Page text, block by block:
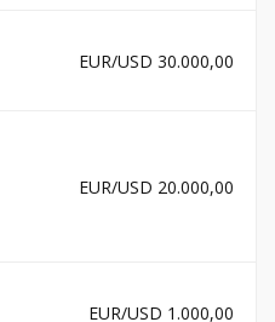
EUR/USD 30.000,00
EUR/USD 20.000,00
EUR/USD 1.000,00